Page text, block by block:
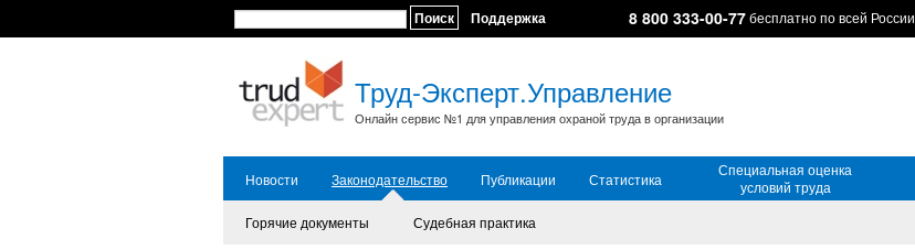
Поиск Поддержка 8 800 333-00-77бесплатно по всей России
Труд-Эксперт.Управление
Онлайн сервис №1 для управления охраной труда в организации
Новости Законодательство Публикации Статистика
Специальная оценка
условий труда
Горячие документы
Судебная практика